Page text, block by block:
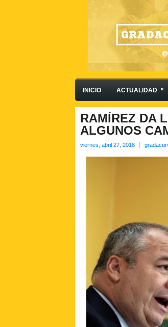
INICIO ACTUALIDAD »
RAMÍREZ DA
ALGUNOS
viernes, abril 27, 2018